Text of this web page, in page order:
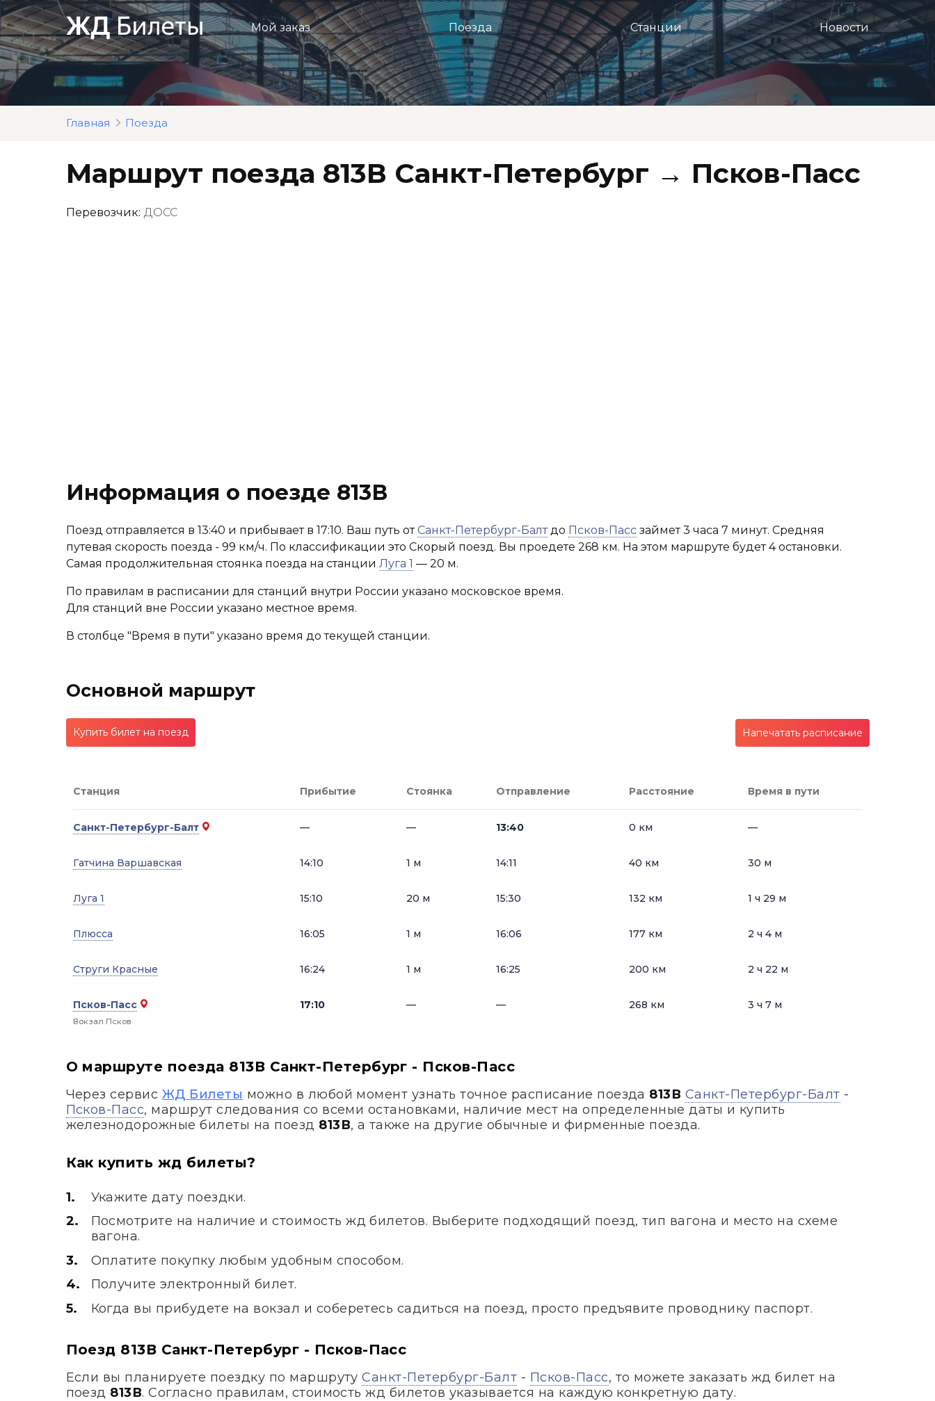
Перейти
к
контенту
Мой заказ Поезда Станции Новости
Главная Поезда
Маршрут поезда 813В Санкт-Петербург → Псков-Пасс
Перевозчик: ДОСС
Информация о поезде 813В
Поезд отправляется в 13:40 и прибывает в 17:10. Ваш путь отСанкт-Петербург-Балтдо Псков-Пассзаймет 3 часа 7 минут. Средняя
путевая скорость поезда - 99 км/ч. По классификации это Скорый поезд. Вы проедете 268 км. На этом маршруте будет 4 остановки.
Самая продолжительная стоянка поезда на станции Луга 1 — 20 м.
По правилам в расписании для станций внутри России указано московское время.
Для станций вне России указано местное время.
В столбце "Время в пути" указано время до текущей станции.
Основной маршрут
Купить билет на поезд Напечатать расписание
Станция Прибытие Стоянка Отправление Расстояние Время в пути
Санкт-Петербург-Балт — — 13:40 0 км —
Гатчина Варшавская 14:10 1 м 14:11 40 км 30 м
Луга 1 15:10 20 м 15:30 132 км 1 ч 29 м
Плюсса 16:05 1 м 16:06 177 км 2 ч 4 м
Струги Красные 16:24 1 м 16:25 200 км 2 ч 22 м
Псков-Пасс
Вокзал Псков
17:10 — — 268 км 3 ч 7 м
О маршруте поезда 813В Санкт-Петербург - Псков-Пасс
Через сервис ЖД Билеты можно в любой момент узнать точное расписание поезда 813В Санкт-Петербург-Балт -
Псков-Пасс, маршрут следования со всеми остановками, наличие мест на определенные даты и купить
железнодорожные билеты на поезд 813В, а также на другие обычные и фирменные поезда.
Как купить жд билеты?
Укажите дату поездки.
Посмотрите на наличие и стоимость жд билетов. Выберите подходящий поезд, тип вагона и место на схеме
вагона.
Оплатите покупку любым удобным способом.
Получите электронный билет.
Когда вы прибудете на вокзал и соберетесь садиться на поезд, просто предъявите проводнику паспорт.
Поезд 813В Санкт-Петербург - Псков-Пасс
Если вы планируете поездку по маршрутуСанкт-Петербург-Балт - Псков-Пасс, то можете заказать жд билет на
поезд 813В. Согласно правилам, стоимость жд билетов указывается на каждую конкретную дату.